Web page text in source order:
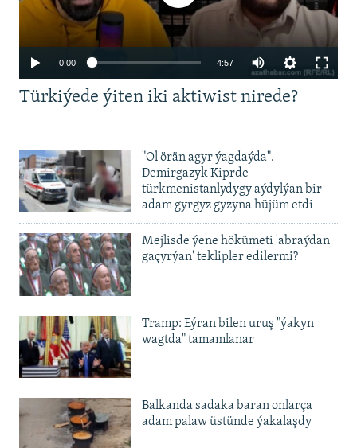
720p 1080p
0:00 4:57
240p
1080p
Türkiýede ýiten iki aktiwist nirede?
"Ol örän agyr ýagdaýda".
Demirgazyk Kiprde
türkmenistanlydygy aýdylýan bir
adam gyrgyz gyzyna hüjüm etdi
Mejlisde ýene hökümeti 'abraýdan
gaçyrýan' teklipler edilermi?
Tramp: Eýran bilen uruş "ýakyn
wagtda" tamamlanar
Balkanda sadaka baran onlarça
adam palaw üstünde ýakalaşdy